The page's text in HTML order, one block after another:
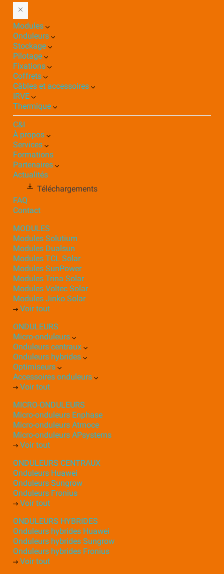
Modules
Onduleurs
Stockage
Pilotage
Fixations
Coffrets
Câbles et accessoires
IRVE
Thermique
C&I
À propos
Services
Formations
Partenaires
Actualités
Téléchargements
FAQ
Contact
MODULES
Modules Solutium
Modules Dualsun
Modules TCL Solar
Modules SunPower
Modules Trina Solar
Modules Voltec Solar
Modules Jinko Solar
Voir tout
ONDULEURS
Micro-onduleurs
Onduleurs centraux
Onduleurs hybrides
Optimiseurs
Accessoires onduleurs
Voir tout
MICRO-ONDULEURS
Micro-onduleurs Enphase
Micro-onduleurs Atmoce
Micro-onduleurs APsystems
Voir tout
ONDULEURS CENTRAUX
Onduleurs Huawei
Onduleurs Sungrow
Onduleurs Fronius
Voir tout
ONDULEURS HYBRIDES
Onduleurs hybrides Huawei
Onduleurs hybrides Sungrow
Onduleurs hybrides Fronius
Voir tout